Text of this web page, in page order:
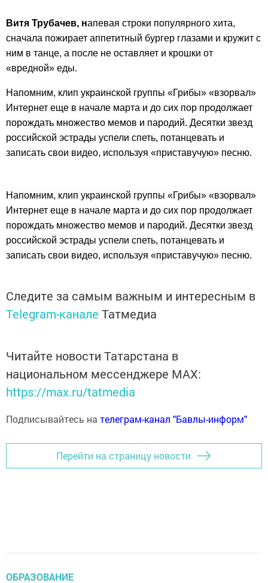
Витя Трубачев, напевая строки популярного хита,
сначала пожирает аппетитный бургер глазами и кружит с
ним в танце, а после не оставляет и крошки от
«вредной» еды.
Напомним, клип украинской группы «Грибы» «взорвал»
Интернет еще в начале марта и до сих пор продолжает
порождать множество мемов и пародий. Десятки звезд
российской эстрады успели спеть, потанцевать и
записать свои видео, используя «приставучую» песню.
Напомним, клип украинской группы «Грибы» «взорвал»
Интернет еще в начале марта и до сих пор продолжает
порождать множество мемов и пародий. Десятки звезд
российской эстрады успели спеть, потанцевать и
записать свои видео, используя «приставучую» песню.
Следите за самым важным и интересным в
Telegram-канале Татмедиа
Читайте новости Татарстана в
национальном мессенджере MАХ:
https://max.ru/tatmedia
Подписывайтесь на телеграм-канал "Бавлы-информ"
Перейти на страницу новости
ОБРАЗОВАНИЕ